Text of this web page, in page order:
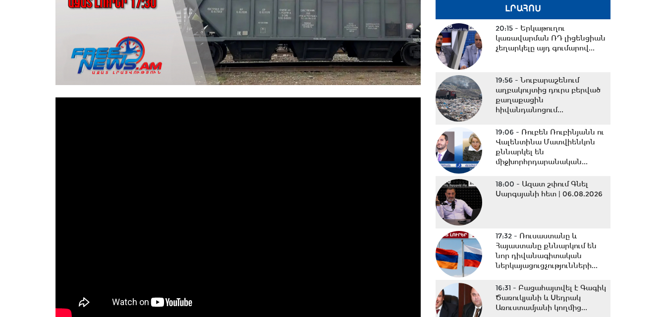
ԼՐԱՀՈՍ
20:15 - Երկաթուղու
կառավարման ՌԴ լիցենցիան
չեղարկելը այդ գումարով...
19:56 -Նուբարաշենում
աղբակույտից դուրս բերված
քաղաքացին
հիվանդանոցում...
19:06 - Ռուբեն Ռուբինյանն ու
Վալենտինա Մատվիենկոն
քննարկել են
միջխորհրդարանական...
18:00 - Ազատ շփում Գնել
Սարգսյանի հետ | 06.08.2026
17:32 - Ռուսաստանը և
Հայաստանը քննարկում են
նոր դիվանագիտական
ներկայացուցչությունների...
16:31 - Բացահայտվել է Գագիկ
Ծառուկյանի և Սեդրակ
Առուստամյանի կողմից...